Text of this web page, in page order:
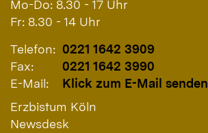
Mo-Do: 8.30 - 17 Uhr
Fr: 8.30 - 14 Uhr
Telefon: 0221 1642 3909
Fax:
0221 1642 3990
E-Mail:
Klick zum E-Mail senden
Erzbistum Köln
Newsdesk